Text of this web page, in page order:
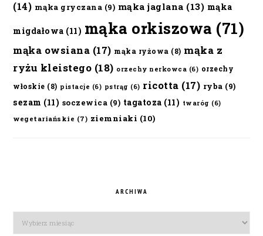
(14) mąka gryczana (9) mąka jaglana (13) mąka
migdałowa (11) mąka orkiszowa (71)
mąka owsiana (17) mąka ryżowa (8) mąka z
ryżu kleistego (18) orzechy nerkowca (6) orzechy
włoskie (8) pistacje (6) pstrąg (6) ricotta (17) ryba (9)
sezam (11) soczewica (9) tagatoza (11) twaróg (6)
wegetariańskie (7) ziemniaki (10)
ARCHIWA
Archiwa